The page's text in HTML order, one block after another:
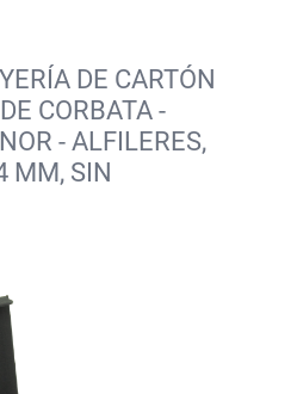
DE CARTÓN
CORBATA -
- ALFILERES,
MM, SIN